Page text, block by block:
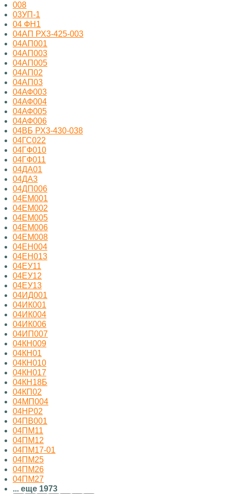
008
03УП-1
04 ФН1
04АП РХ3-425-003
04АП001
04АП003
04АП005
04АП02
04АП03
04АФ003
04АФ004
04АФ005
04АФ006
04ВБ РХ3-430-038
04ГС022
04ГФ010
04ГФ011
04ДА01
04ДА3
04ДП006
04ЕМ001
04ЕМ002
04ЕМ005
04ЕМ006
04ЕМ008
04ЕН004
04ЕН013
04ЕУ11
04ЕУ12
04ЕУ13
04ИД001
04ИК001
04ИК004
04ИК006
04ИП007
04КН009
04КН01
04КН010
04КН017
04КН18Б
04КП02
04МП004
04НР02
04ПВ001
04ПМ11
04ПМ12
04ПМ17-01
04ПМ25
04ПМ26
04ПМ27
... еще 1973